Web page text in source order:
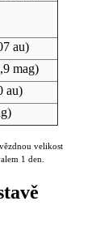
au)
mag)
au)
velikost
1 den.